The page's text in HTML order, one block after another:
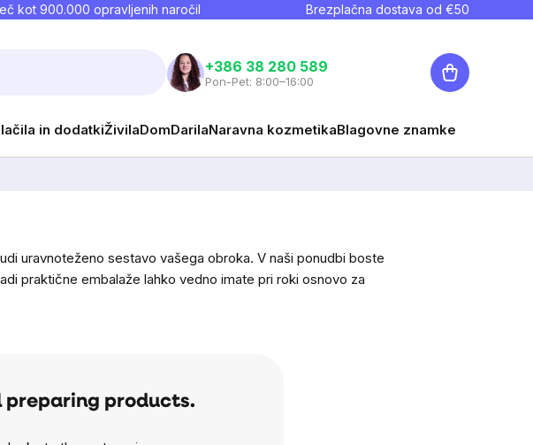
kot 900.000 opravljenih naročil Brezplačna dostava od €50
+386 38 280 589
Pon-Pet: 8:00–16:00
Košarica
in dodatkiŽivilaDomDarilaNaravna kozmetikaBlagovne znamke
uravnoteženo sestavo vašega obroka. V naši ponudbi boste
praktične embalaže lahko vedno imate pri roki osnovo za
preparing products.